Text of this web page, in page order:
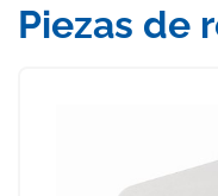
Piezas de